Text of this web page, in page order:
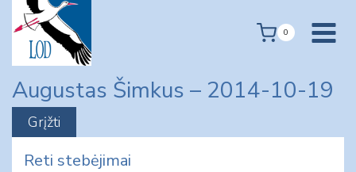
content
0
Augustas Šimkus – 2014-10-19
Reti stebėjimai